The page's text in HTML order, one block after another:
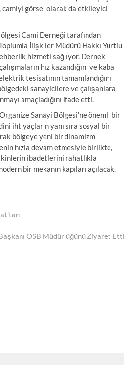
camiyi görsel olarak da etkileyici
Cami Derneği tarafından
İlişkiler Müdürü Hakkı Yurtlu
hizmeti sağlıyor. Dernek
hız kazandığını ve kaba
tesisatının tamamlandığını
sanayicilere ve çalışanlara
amaçladığını ifade etti.
Sanayi Bölgesi’ne önemli bir
ihtiyaçların yanı sıra sosyal bir
bölgeye yeni bir dinamizm
hızla devam etmesiyle birlikte,
ibadetlerini rahatlıkla
bir mekanın kapıları açılacak.
OSB Müdürlüğünü Ziyaret Etti